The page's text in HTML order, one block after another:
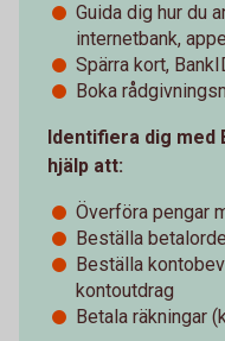
Guida dig hur du
internetbank​,
Spärra kort,
Boka
Identifiera dig med
hjälp att:
Överföra pengar
Beställa
Beställa
kontoutdrag
Betala räkningar